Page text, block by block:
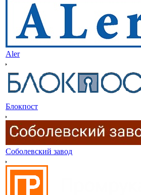
Aler
Блокпост
Соболевский завод